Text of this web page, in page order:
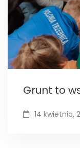
Grunt to
14 kwietnia,